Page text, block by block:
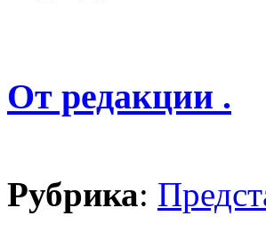
От редакции .
Рубрика: